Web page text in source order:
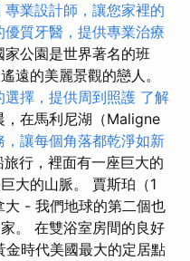
專業設計師，讓您家裡的
優質牙醫，提供專業治療
家公園是世界著名的班
遠的美麗景觀的戀人。
擇，提供周到照護 了解
，在馬利尼湖（Maligne
，讓每個角落都乾淨如新
行，裡面有一座巨大的
大的山脈。 賈斯珀（1
- 我們地球的第二個也
。 在雙浴室房間的良好
時代美國最大的定居點